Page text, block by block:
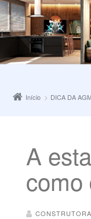
Início DICA DA
A
como